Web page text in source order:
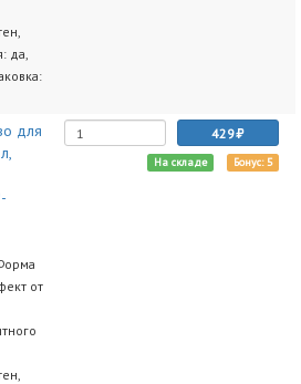
да,
для
от
429
На складе Бонус: 5